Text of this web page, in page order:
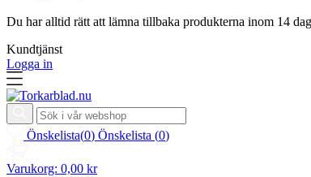
Du har alltid rätt att lämna tillbaka produkterna inom 14
Kundtjänst
Logga in
Önskelista(0) Önskelista (0)
Varukorg: 0,00 kr